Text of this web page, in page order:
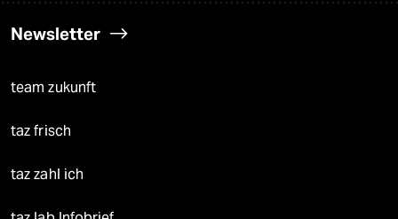
Newsletter
team zukunft
taz frisch
taz zahl ich